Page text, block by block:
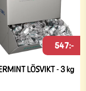
LÖSVIKT - 3 kg
547:-